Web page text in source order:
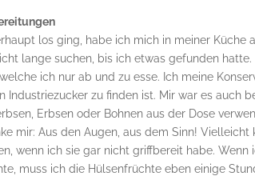
los ging, habe ich mich in meiner
lange suchen, bis ich etwas gefunden
ich nur ab und zu esse. Ich meine
Industriezucker zu finden ist. Mir war es auch
Erbsen oder Bohnen aus der Dose
mir: Aus den Augen, aus dem Sinn!
wenn ich sie gar nicht griffbereit habe.
muss ich die Hülsenfrüchte eben einige